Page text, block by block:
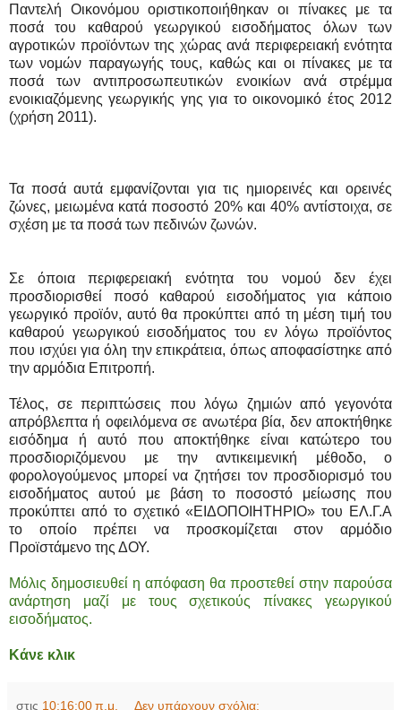
Παντελή Οικονόμου οριστικοποιήθηκαν οι πίνακες με τα
ποσά του καθαρού γεωργικού εισοδήματος όλων των
αγροτικών προϊόντων της χώρας ανά περιφερειακή ενότητα
των νομών παραγωγής τους, καθώς και οι πίνακες με τα
ποσά των αντιπροσωπευτικών ενοικίων ανά στρέμμα
ενοικιαζόμενης γεωργικής γης για το οικονομικό έτος 2012
(χρήση 2011).
Τα ποσά αυτά εμφανίζονται για τις ημιορεινές και ορεινές
ζώνες, μειωμένα κατά ποσοστό 20% και 40% αντίστοιχα, σε
σχέση με τα ποσά των πεδινών ζωνών.
Σε όποια περιφερειακή ενότητα του νομού δεν έχει
προσδιορισθεί ποσό καθαρού εισοδήματος για κάποιο
γεωργικό προϊόν, αυτό θα προκύπτει από τη μέση τιμή του
καθαρού γεωργικού εισοδήματος του εν λόγω προϊόντος
που ισχύει για όλη την επικράτεια, όπως αποφασίστηκε από
την αρμόδια Επιτροπή.
Τέλος, σε περιπτώσεις που λόγω ζημιών από γεγονότα
απρόβλεπτα ή οφειλόμενα σε ανωτέρα βία, δεν αποκτήθηκε
εισόδημα ή αυτό που αποκτήθηκε είναι κατώτερο του
προσδιοριζόμενου με την αντικειμενική μέθοδο, ο
φορολογούμενος μπορεί να ζητήσει τον προσδιορισμό του
εισοδήματος αυτού με βάση το ποσοστό μείωσης που
προκύπτει από το σχετικό «ΕΙΔΟΠΟΙΗΤΗΡΙΟ» του ΕΛ.Γ.Α
το οποίο πρέπει να προσκομίζεται στον αρμόδιο
Προϊστάμενο της ΔΟΥ.
Μόλις δημοσιευθεί η απόφαση θα προστεθεί στην παρούσα
ανάρτηση μαζί με τους σχετικούς πίνακες γεωργικού
εισοδήματος.
Κάνε κλικ
στις 10:16:00 π.μ. Δεν υπάρχουν σχόλια: